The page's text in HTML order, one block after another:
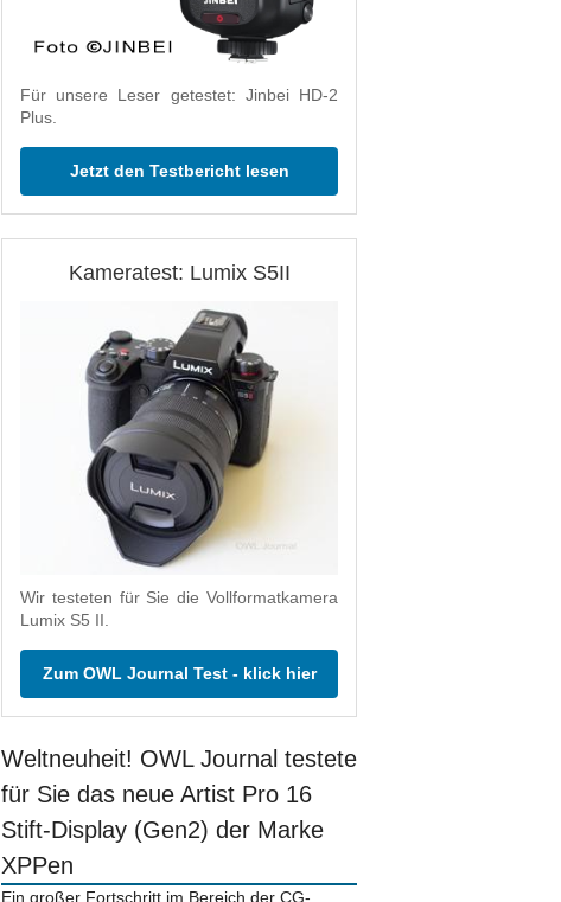
Für unsere Leser getestet: Jinbei HD-2
Plus.
Jetzt den Testbericht lesen
Kameratest: Lumix S5II
Wir testeten für Sie die Vollformatkamera
Lumix S5 II.
Zum OWL Journal Test - klick hier
Weltneuheit! OWL Journal testete
für Sie das neue Artist Pro 16
Stift-Display (Gen2) der Marke
XPPen
Ein großer Fortschritt im Bereich der CG-